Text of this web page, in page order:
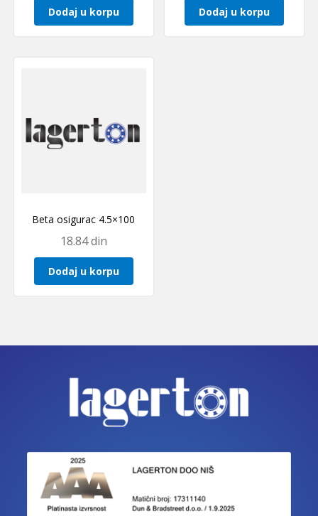
Dodaj u korpu Dodaj u korpu
Beta osigurac 4.5×100
18.84din
Dodaj u korpu